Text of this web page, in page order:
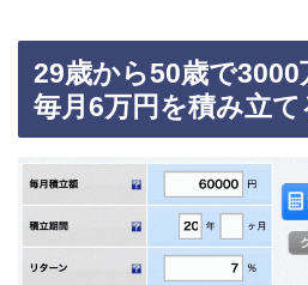
29歳から50歳で
毎月6万円を積み立